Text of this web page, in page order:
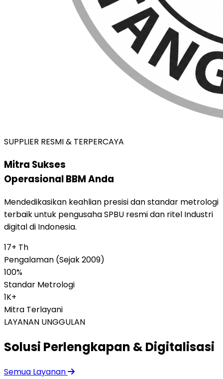
SUPPLIER RESMI & TERPERCAYA
Mitra Sukses
Operasional BBM Anda
Mendedikasikan keahlian presisi dan standar metrologi
terbaik untuk pengusaha SPBU resmi dan ritel Industri
digital di Indonesia.
17+ Th
Pengalaman (Sejak 2009)
100%
Standar Metrologi
1K+
Mitra Terlayani
LAYANAN UNGGULAN
Solusi Perlengkapan & Digitalisasi
Semua Layanan